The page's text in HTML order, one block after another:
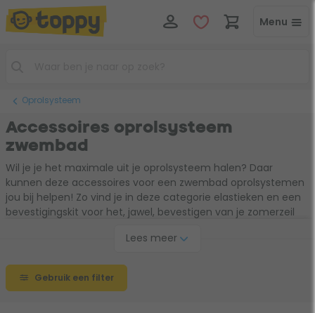
Menu
Oprolsysteem
Accessoires oprolsysteem
zwembad
Wil je je het maximale uit je oprolsysteem halen? Daar
kunnen deze accessoires voor een zwembad oprolsystemen
jou bij helpen! Zo vind je in deze categorie elastieken en een
bevestigingskit voor het, jawel, bevestigen van je zomerzeil
motor om jouw handmatige oprolsysteem om te toveren in
Lees meer
Gebruik een filter